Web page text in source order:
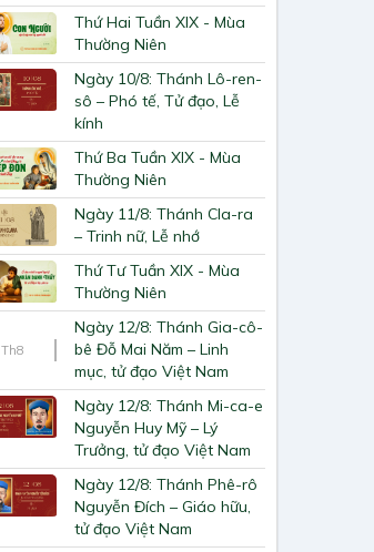
Thứ Hai Tuần XIX - Mùa
Thường Niên
Ngày 10/8: Thánh Lô-ren-
sô – Phó tế, Tử đạo, Lễ
kính
Thứ Ba Tuần XIX - Mùa
Thường Niên
Ngày 11/8: Thánh Cla-ra
– Trinh nữ, Lễ nhớ
Thứ Tư Tuần XIX - Mùa
Thường Niên
Th8
Ngày 12/8: Thánh Gia-cô-
bê Đỗ Mai Năm – Linh
mục, tử đạo Việt Nam
Ngày 12/8: Thánh Mi-ca-e
Nguyễn Huy Mỹ – Lý
Trưởng, tử đạo Việt Nam
Ngày 12/8: Thánh Phê-rô
Nguyễn Đích – Giáo hữu,
tử đạo Việt Nam